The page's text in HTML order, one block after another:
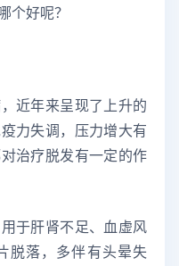
个好呢？
近年来呈现了上升的
力失调，压力增大有
治疗脱发有一定的作
于肝肾不足、血虚风
脱落，多伴有头晕失